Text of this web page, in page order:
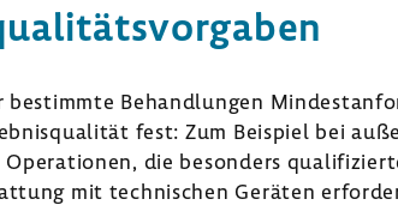
bestimmte Behand­lungen
fest: Zum Beispiel bei
die beson­ders
mit tech­ni­schen Geräten